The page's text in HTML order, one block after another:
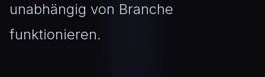
unabhängig von Branche
funktionieren.